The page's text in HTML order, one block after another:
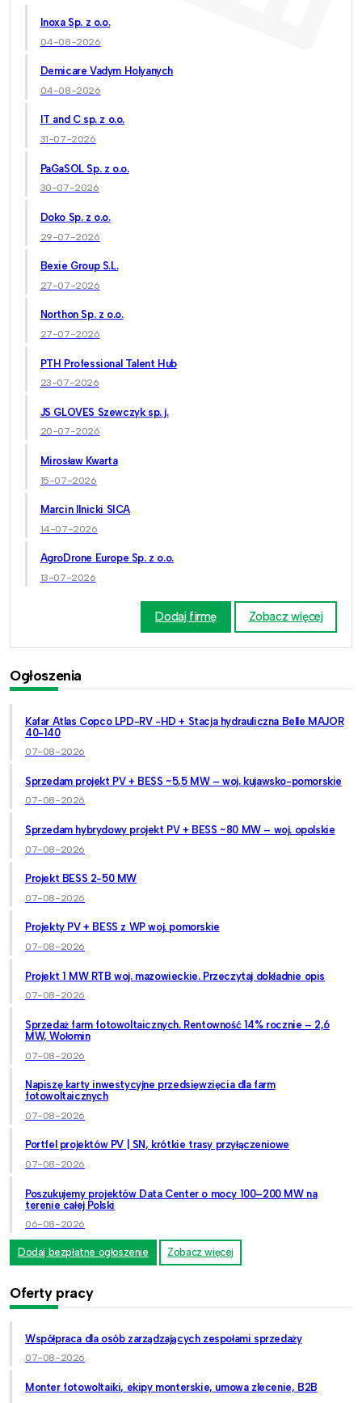
Inoxa Sp. z o.o.
04-08-2026
Demicare Vadym Holyanych
04-08-2026
IT and C sp. z o.o.
31-07-2026
PaGaSOL Sp. z o.o.
30-07-2026
Doko Sp. z o.o.
29-07-2026
Bexie Group S.L.
27-07-2026
Northon Sp. z o.o.
27-07-2026
PTH Professional Talent Hub
23-07-2026
JS GLOVES Szewczyk sp. j.
20-07-2026
Mirosław Kwarta
15-07-2026
Marcin Ilnicki SICA
14-07-2026
AgroDrone Europe Sp. z o.o.
13-07-2026
Dodaj firmę Zobacz więcej
Ogłoszenia
Kafar Atlas Copco LPD-RV -HD + Stacja hydrauliczna Belle MAJOR
40-140
07-08-2026
Sprzedam projekt PV + BESS ~5,5 MW – woj. kujawsko-pomorskie
07-08-2026
Sprzedam hybrydowy projekt PV + BESS ~80 MW – woj. opolskie
07-08-2026
Projekt BESS 2-50 MW
07-08-2026
Projekty PV + BESS z WP woj. pomorskie
07-08-2026
Projekt 1 MW RTB woj. mazowieckie. Przeczytaj dokładnie opis
07-08-2026
Sprzedaż farm fotowoltaicznych. Rentowność 14% rocznie – 2,6
MW, Wołomin
07-08-2026
Napiszę karty inwestycyjne przedsięwzięcia dla farm
fotowoltaicznych
07-08-2026
Portfel projektów PV | SN, krótkie trasy przyłączeniowe
07-08-2026
Poszukujemy projektów Data Center o mocy 100–200 MW na
terenie całej Polski
06-08-2026
Dodaj bezpłatne ogłoszenie Zobacz więcej
Oferty pracy
Współpraca dla osób zarządzających zespołami sprzedaży
07-08-2026
Monter fotowoltaiki, ekipy monterskie, umowa zlecenie, B2B